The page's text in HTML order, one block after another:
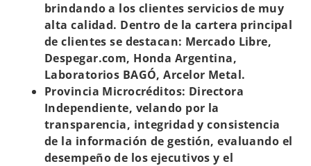
t
a
ñ
a
n
u
e
v
a
brindando a los clientes servicios de muy
alta calidad. Dentro de la cartera principal
de clientes se destacan: Mercado Libre,
Despegar.com, Honda Argentina,
Laboratorios BAGÓ, Arcelor Metal.
Provincia Microcréditos: Directora
Independiente, velando por la
transparencia, integridad y consistencia
de la información de gestión, evaluando el
desempeño de los ejecutivos y el